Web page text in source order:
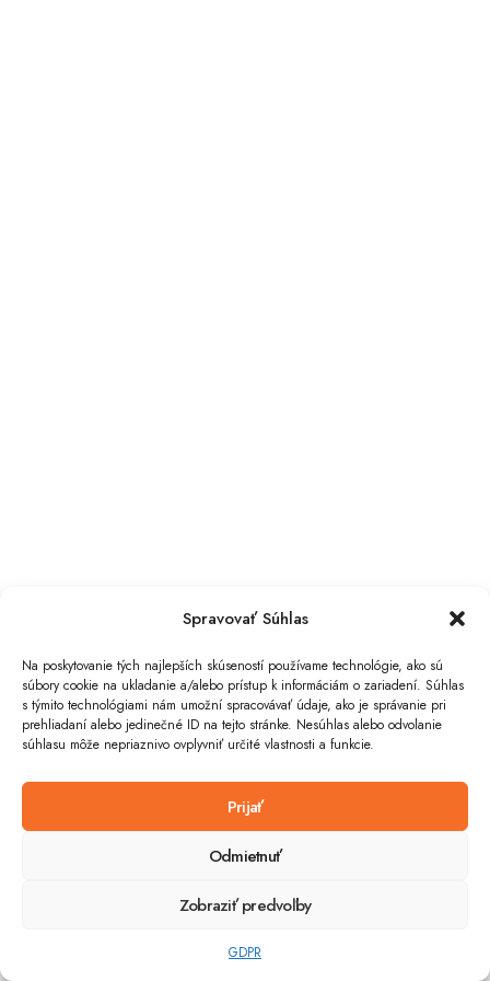
Spravovať Súhlas
Na poskytovanie tých najlepších skúseností používame technológie, ako sú
súbory cookie na ukladanie a/alebo prístup k informáciám o zariadení. Súhlas
s týmito technológiami nám umožní spracovávať údaje, ako je správanie pri
prehliadaní alebo jedinečné ID na tejto stránke. Nesúhlas alebo odvolanie
súhlasu môže nepriaznivo ovplyvniť určité vlastnosti a funkcie.
Prijať
Odmietnuť
Zobraziť predvoľby
GDPR